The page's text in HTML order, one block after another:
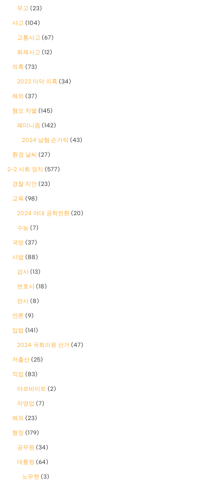
무고 (23)
사고 (104)
교통사고 (67)
화재사고 (12)
의혹 (73)
2023 마약 의혹 (34)
해외 (37)
혐오 차별 (145)
폐미니즘 (142)
2024 남혐 손가락 (43)
환경 날씨 (27)
2-2 사회 정치 (577)
경찰 치안 (23)
교육 (98)
2024 여대 공학전환 (20)
수능 (7)
국방 (37)
사법 (88)
검사 (13)
변호사 (18)
판사 (8)
언론 (9)
입법 (141)
2024 국회의원 선거 (47)
저출산 (25)
직업 (83)
아르바이트 (2)
자영업 (7)
해외 (23)
행정 (179)
공무원 (34)
대통령 (64)
노무현 (3)